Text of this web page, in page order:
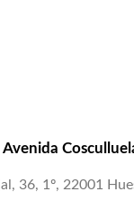
Avenida
36, 1º, 22001